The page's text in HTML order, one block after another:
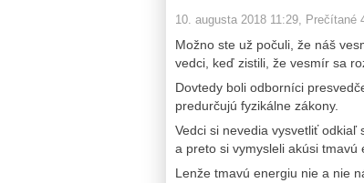
10. augusta 2018 11:29 , Prečítané
Možno ste už počuli, že náš
vedci, keď zistili, že vesmír sa
Dovtedy boli odborníci
predurčujú fyzikálne zákony.
Vedci si nevedia vysvetliť
a preto si vymysleli akúsi tmavú
Lenže tmavú energiu nie a nie